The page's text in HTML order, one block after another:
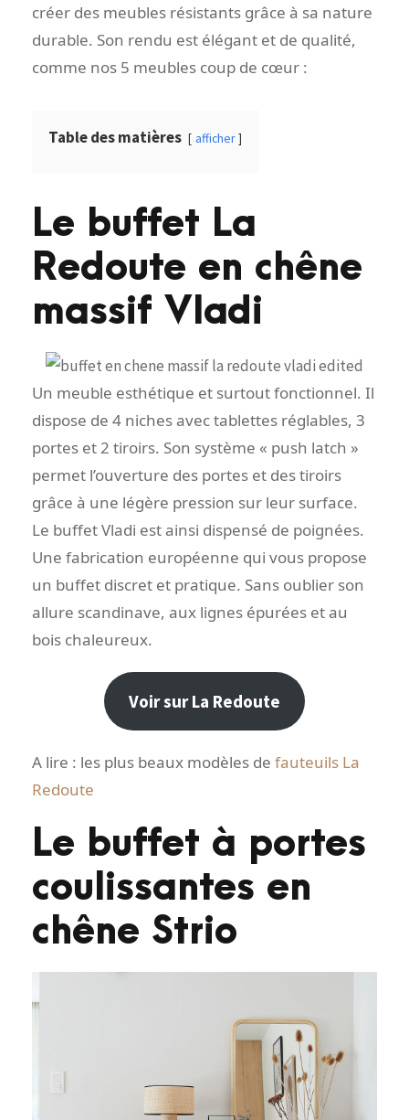
créer des meubles résistants grâce à sa nature
durable. Son rendu est élégant et de qualité,
comme nos 5 meubles coup de cœur :
Table des matières afficher
Le buffet La
Redoute en chêne
massif Vladi
Un meuble esthétique et surtout fonctionnel. Il
dispose de 4 niches avec tablettes réglables, 3
portes et 2 tiroirs. Son système « push latch »
permet l’ouverture des portes et des tiroirs
grâce à une légère pression sur leur surface.
Le buffet Vladi est ainsi dispensé de poignées.
Une fabrication européenne qui vous propose
un buffet discret et pratique. Sans oublier son
allure scandinave, aux lignes épurées et au
bois chaleureux.
Voir sur La Redoute
A lire : les plus beaux modèles de fauteuils La
Redoute
Le buffet à portes
coulissantes en
chêne Strio